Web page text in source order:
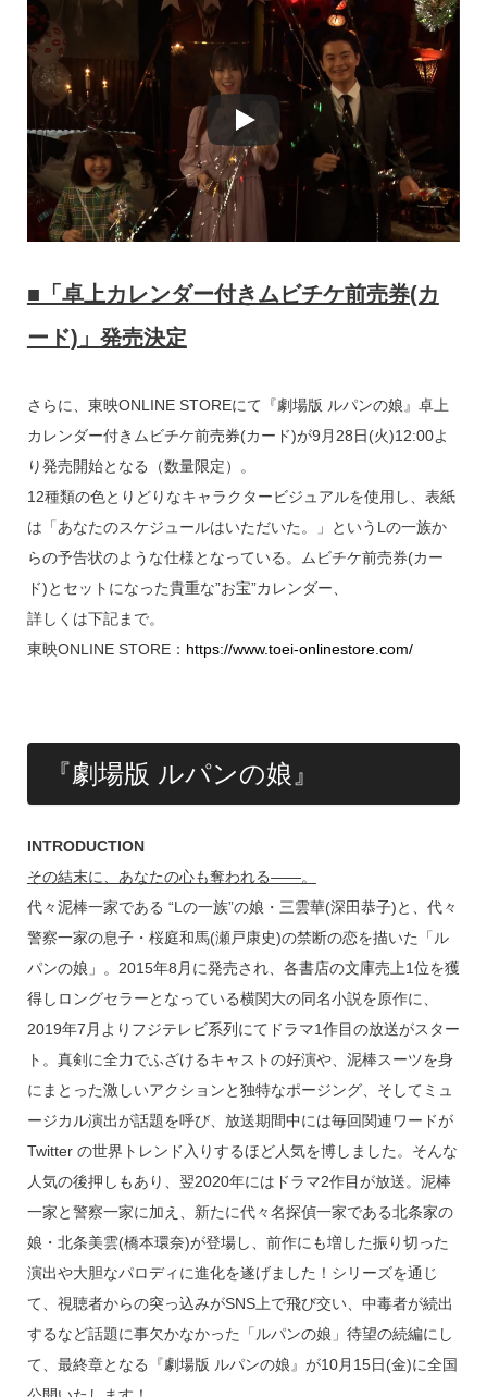
■「卓上カレンダー付きムビチケ前売券(カ
ード)」発売決定
さらに、東映ONLINE STOREにて『劇場版 ルパンの娘』卓上
カレンダー付きムビチケ前売券(カード)が9月28日(火)12:00よ
り発売開始となる（数量限定）。
12種類の色とりどりなキャラクタービジュアルを使用し、表紙
は「あなたのスケジュールはいただいた。」というLの一族か
らの予告状のような仕様となっている。ムビチケ前売券(カー
ド)とセットになった貴重な”お宝”カレンダー、
詳しくは下記まで。
東映ONLINE STORE： https://www.toei-onlinestore.com/
『劇場版 ルパンの娘』
INTRODUCTION
その結末に、あなたの心も奪われる――。
代々泥棒一家である “Lの一族”の娘・三雲華(深田恭子)と、代々
警察一家の息子・桜庭和馬(瀬戸康史)の禁断の恋を描いた「ル
パンの娘」。2015年8月に発売され、各書店の文庫売上1位を獲
得しロングセラーとなっている横関大の同名小説を原作に、
2019年7月よりフジテレビ系列にてドラマ1作目の放送がスター
ト。真剣に全力でふざけるキャストの好演や、泥棒スーツを身
にまとった激しいアクションと独特なポージング、そしてミュ
ージカル演出が話題を呼び、放送期間中には毎回関連ワードが
Twitter の世界トレンド入りするほど人気を博しました。そんな
人気の後押しもあり、翌2020年にはドラマ2作目が放送。泥棒
一家と警察一家に加え、新たに代々名探偵一家である北条家の
娘・北条美雲(橋本環奈)が登場し、前作にも増した振り切った
演出や大胆なパロディに進化を遂げました！シリーズを通じ
て、視聴者からの突っ込みがSNS上で飛び交い、中毒者が続出
するなど話題に事欠かなかった「ルパンの娘」待望の続編にし
て、最終章となる『劇場版 ルパンの娘』が10月15日(金)に全国